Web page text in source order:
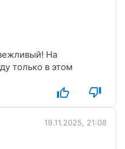
На
только в этом
19.11.2025, 21:08